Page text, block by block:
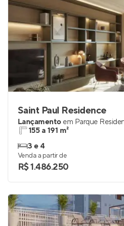
Saint Paul Residence
Lançamento em Parque
155 a 191 m²
3 e 4
Venda a partir de
R$ 1.486.250